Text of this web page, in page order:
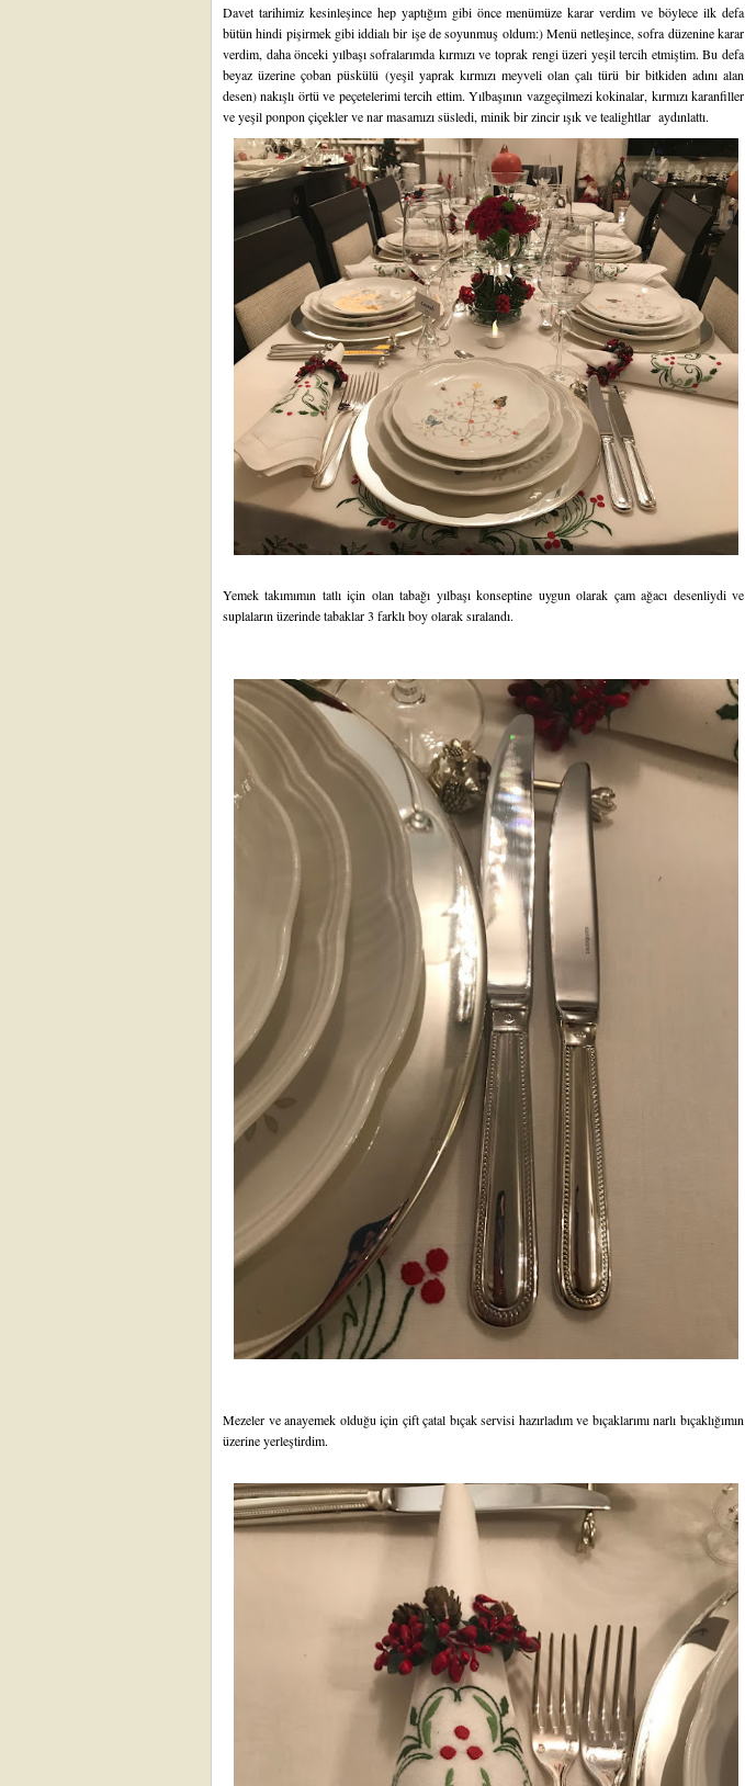
Davet tarihimiz kesinleşince hep yaptığım gibi önce menümüze karar verdim ve böylece ilk defa
bütün hindi pişirmek gibi iddialı bir işe de soyunmuş oldum:) Menü netleşince, sofra düzenine karar
verdim, daha önceki yılbaşı sofralarımda kırmızı ve toprak rengi üzeri yeşil tercih etmiştim. Bu defa
beyaz üzerine çoban püskülü (yeşil yaprak kırmızı meyveli olan çalı türü bir bitkiden adını alan
desen) nakışlı örtü ve peçetelerimi tercih ettim. Yılbaşının vazgeçilmezi kokinalar, kırmızı karanfiller
ve yeşil ponpon çiçekler ve nar masamızı süsledi, minik bir zincir ışık ve tealightlar aydınlattı.
Yemek takımımın tatlı için olan tabağı yılbaşı konseptine uygun olarak çam ağacı desenliydi ve
suplaların üzerinde tabaklar 3 farklı boy olarak sıralandı.
Mezeler ve anayemek olduğu için çift çatal bıçak servisi hazırladım ve bıçaklarımı narlı bıçaklığımın
üzerine yerleştirdim.